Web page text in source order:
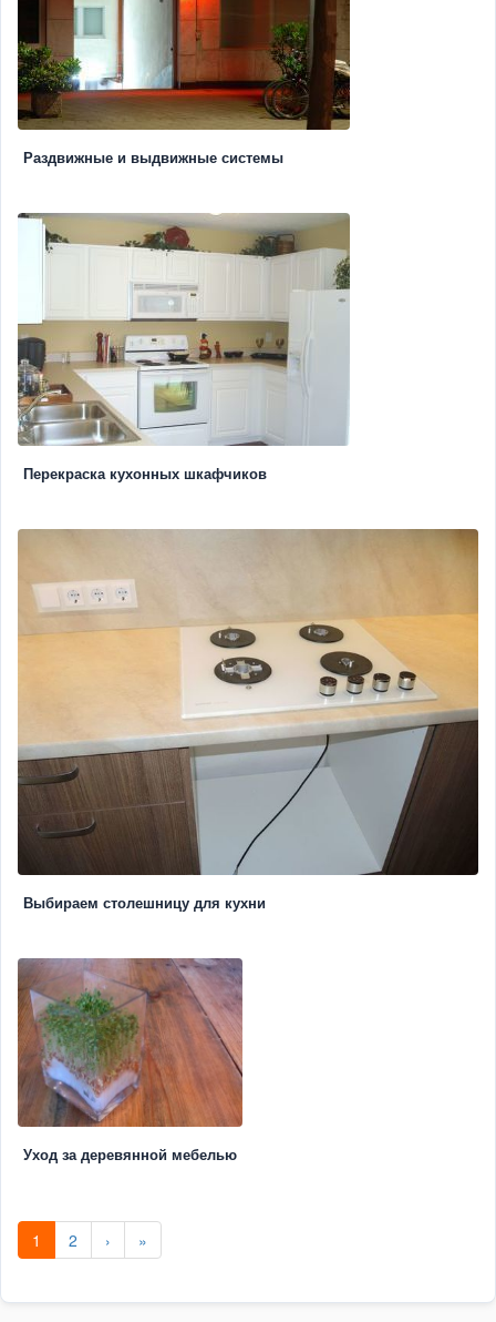
Раздвижные и выдвижные системы
Перекраска кухонных шкафчиков
Выбираем столешницу для кухни
Уход за деревянной мебелью
1 2 › »